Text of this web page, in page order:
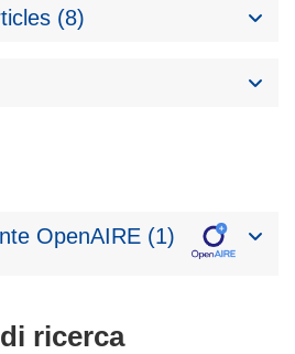
(8)
OpenAIRE (1)
ricerca